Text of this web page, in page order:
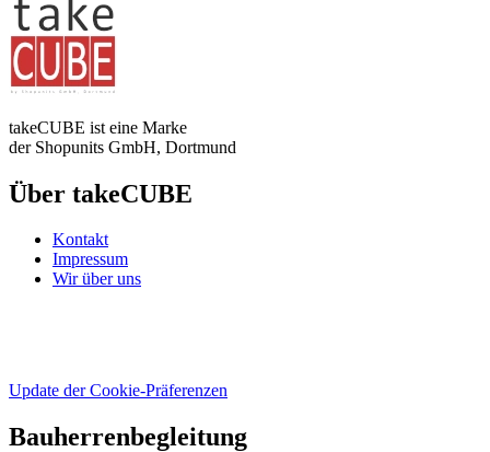
takeCUBE ist eine Marke
der Shopunits GmbH, Dortmund
Über takeCUBE
Kontakt
Impressum
Wir über uns
Update der Cookie-Präferenzen
Bauherrenbegleitung